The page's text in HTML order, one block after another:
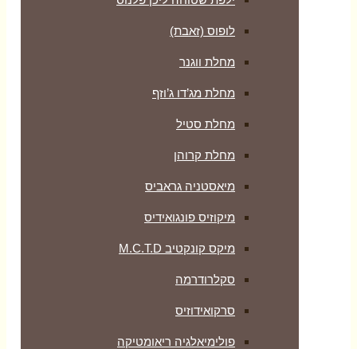
לופוס (זאבת)
מחלת ווגנר
מחלת מג’דו ג’וזף
מחלת סטיל
מחלת קרוהן
מיאסטניה גראביס
מיקוזיס פונגואידיס
מיקס קונקטיב M.C.T.D
סקלרודרמה
סרקואידוזיס
פולימיאלגיה ריאומטיקה